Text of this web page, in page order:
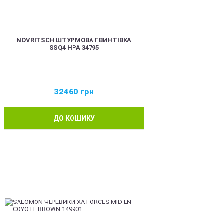
NOVRITSCH ШТУРМОВА ГВИНТІВКА
SSQ4 HPA 34795
32460 грн
ДО КОШИКУ